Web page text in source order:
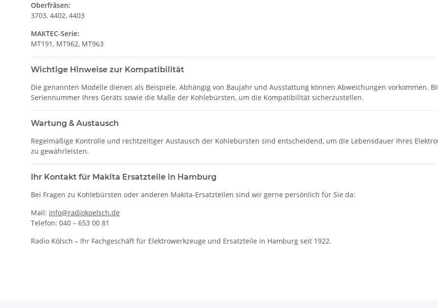
Oberfräsen:
3703, 4402, 4403
MAKTEC-Serie:
MT191, MT962, MT963
Wichtige Hinweise zur Kompatibilität
Die genannten Modelle dienen als Beispiele. Abhängig von Baujahr und Ausstattung können Abweichungen vorkommen.
Seriennummer Ihres Geräts sowie die Maße der Kohlebürsten, um die Kompatibilität sicherzustellen.
Wartung & Austausch
Regelmäßige Kontrolle und rechtzeitiger Austausch der Kohlebürsten sind entscheidend, um die Lebensdauer Ihres
zu gewährleisten.
Ihr Kontakt für Makita Ersatzteile in Hamburg
Bei Fragen zu Kohlebürsten oder anderen Makita-Ersatzteilen sind wir gerne persönlich für Sie da:
Mail: info@radiokoelsch.de
Telefon: 040 – 653 00 81
Radio Kölsch – Ihr Fachgeschäft für Elektrowerkzeuge und Ersatzteile in Hamburg seit 1922.